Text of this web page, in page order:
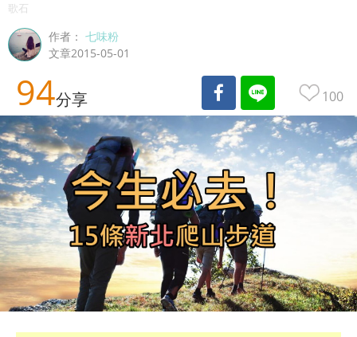
歌石
作者：七味粉
文章2015-05-01
94分享 100